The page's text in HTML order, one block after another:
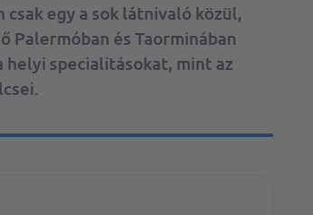
Spanyolország
egy a sok látnivaló közül,
Palermóban és Taorminában
specialitásokat, mint az